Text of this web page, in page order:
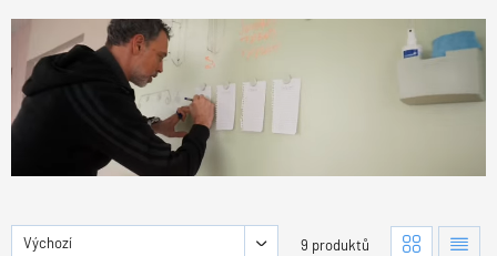
Výchozí 9 produktů